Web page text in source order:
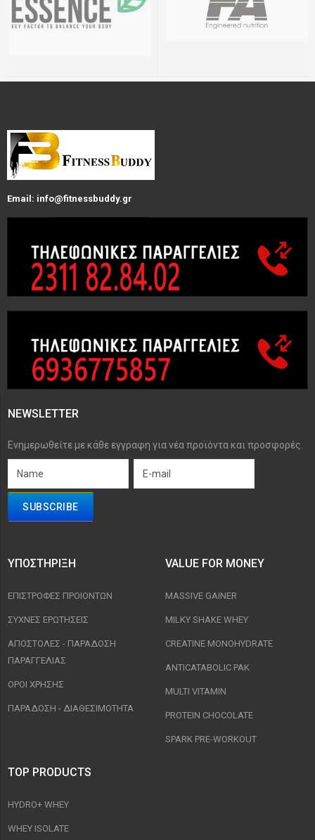
Email: info@fitnessbuddy.gr
NEWSLETTER
Ενημερωθείτε με κάθε εγγραφη για νέα προϊόντα και προσφορές.
ΥΠΟΣΤΉΡΙΞΗ
ΕΠΙΣΤΡΟΦΈΣ ΠΡΟΙΟΝΤΩΝ
ΣΥΧΝΈΣ ΕΡΩΤΉΣΕΙΣ
ΑΠΟΣΤΟΛΈΣ - ΠΑΡΆΔΟΣΗ
ΠΑΡΑΓΓΕΛΊΑΣ
ΟΡΟΙ ΧΡΉΣΗΣ
ΠΑΡΑΔΟΣΗ - ΔΙΑΘΕΣΙΜΌΤΗΤΑ
VALUE FOR MONEY
MASSIVE GAINER
MILKY SHAKE WHEY
CREATINE MONOHYDRATE
ANTICATABOLIC PAK
MULTI VITAMIN
PROTEIN CHOCOLATE
SPARK PRE-WORKOUT
TOP PRODUCTS
HYDRO+ WHEY
WHEY ISOLATE